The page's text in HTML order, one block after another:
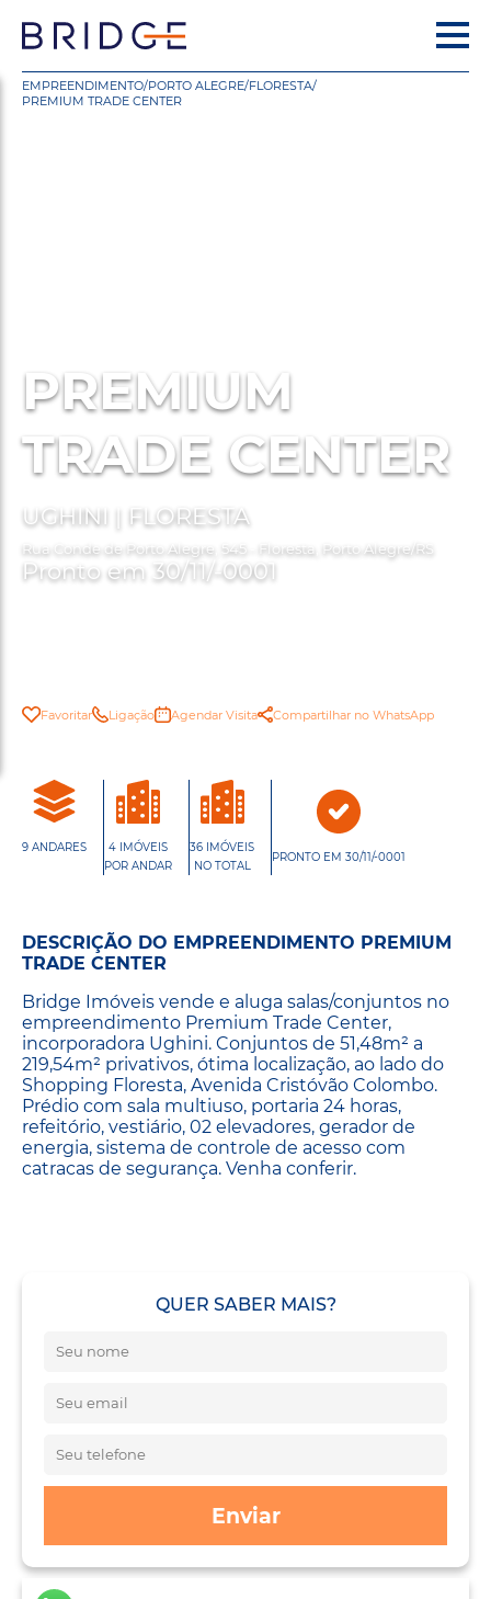
EMPREENDIMENTO/PORTO ALEGRE/FLORESTA/
PREMIUM TRADE CENTER
PREMIUM
TRADE CENTER
UGHINI | FLORESTA
Rua Conde de Porto Alegre, 545 - Floresta, Porto Alegre/RS
Pronto em 30/11/-0001
Favoritar Ligação Agendar Visita Compartilhar no WhatsApp
9 ANDARES
4 IMÓVEIS
POR ANDAR
36 IMÓVEIS
NO TOTAL
PRONTO EM 30/11/-0001
DESCRIÇÃO DO EMPREENDIMENTO PREMIUM
TRADE CENTER
Bridge Imóveis vende e aluga salas/conjuntos no
empreendimento Premium Trade Center,
incorporadora Ughini. Conjuntos de 51,48m² a
219,54m² privativos, ótima localização, ao lado do
Shopping Floresta, Avenida Cristóvão Colombo.
Prédio com sala multiuso, portaria 24 horas,
refeitório, vestiário, 02 elevadores, gerador de
energia, sistema de controle de acesso com
catracas de segurança. Venha conferir.
QUER SABER MAIS?
Enviar